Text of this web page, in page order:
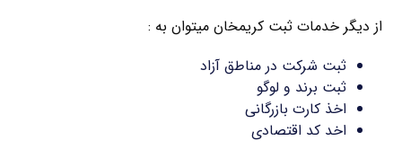
از دیگر خدمات ثبت کریمخان میتوان به :
ثبت شرکت در مناطق آزاد
ثبت برند و لوگو
اخذ کارت بازرگانی
اخد کد اقتصادی